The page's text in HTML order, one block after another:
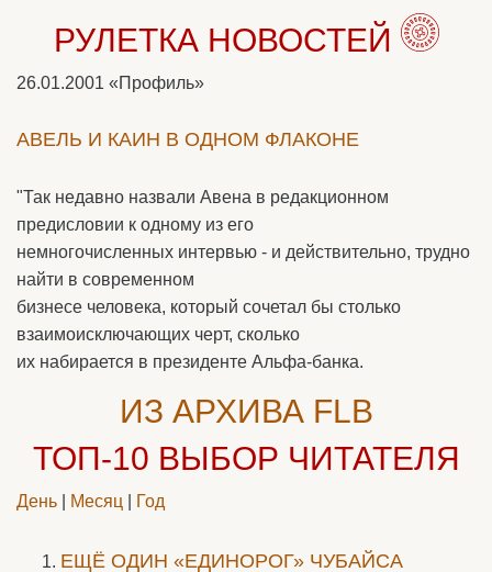
РУЛЕТКА НОВОСТЕЙ
26.01.2001 «Профиль»
АВЕЛЬ И КАИН В ОДНОМ ФЛАКОНЕ
"Так недавно назвали Авена в редакционном
предисловии к одному из его
немногочисленных интервью - и действительно, трудно
найти в современном
бизнесе человека, который сочетал бы столько
взаимоисключающих черт, сколько
их набирается в президенте Альфа-банка.
ИЗ АРХИВА FLB
ТОП-10 ВЫБОР ЧИТАТЕЛЯ
День Месяц Год
ЕЩЁ ОДИН «ЕДИНОРОГ» ЧУБАЙСА